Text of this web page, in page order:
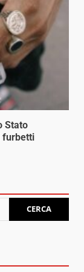
Stato
furbetti
CERCA